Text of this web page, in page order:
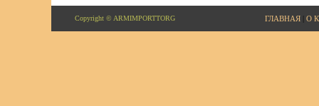
Copyright © ARMIMPORTTORG ГЛАВНАЯ| О